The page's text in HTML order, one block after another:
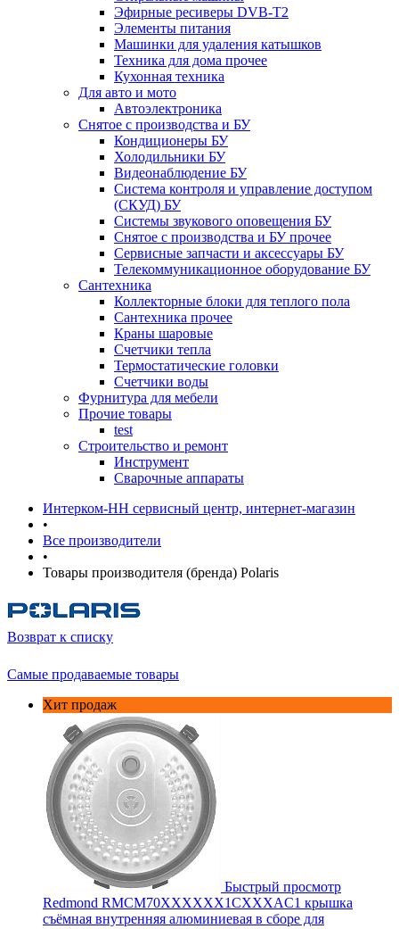
Эфирные ресиверы DVB-T2
Элементы питания
Машинки для удаления катышков
Техника для дома прочее
Кухонная техника
Для авто и мото
Автоэлектроника
Снятое с производства и БУ
Кондиционеры БУ
Холодильники БУ
Видеонаблюдение БУ
Система контроля и управление доступом
(СКУД) БУ
Системы звукового оповещения БУ
Снятое с производства и БУ прочее
Сервисные запчасти и аксессуары БУ
Телекоммуникационное оборудование БУ
Сантехника
Коллекторные блоки для теплого пола
Сантехника прочее
Краны шаровые
Счетчики тепла
Термоcтатические головки
Счетчики воды
Фурнитура для мебели
Прочие товары
test
Строительство и ремонт
Инструмент
Сварочные аппараты
Интерком-НН сервисный центр, интернет-магазин
•
Все производители
•
Товары производителя (бренда) Polaris
Возврат к списку
Самые продаваемые товары
Хит продаж
Быстрый просмотр
Redmond RMCM70XXXXXX1CXXXAC1 крышка
съёмная внутренняя алюминиевая в сборе для